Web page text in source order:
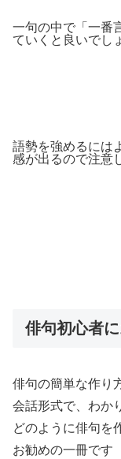
一句の中で「一番
ていくと良いでし
語勢を強めるには
感が出るので注意
俳句初心者
俳句の簡単な作り
会話形式で、わか
どのように俳句を
お勧めの一冊です